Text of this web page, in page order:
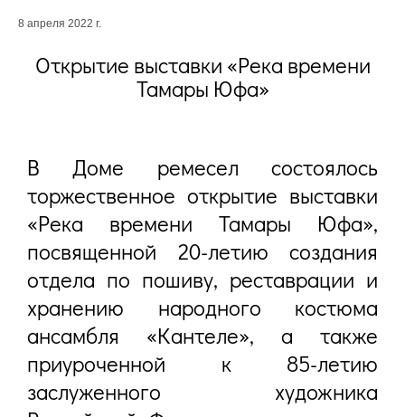
8 апреля 2022 г.
Открытие выставки «Река времени
Тамары Юфа»
В Доме ремесел состоялось
торжественное открытие выставки
«Река времени Тамары Юфа»,
посвященной 20-летию создания
отдела по пошиву, реставрации и
хранению народного костюма
ансамбля «Кантеле», а также
приуроченной к 85-летию
заслуженного художника